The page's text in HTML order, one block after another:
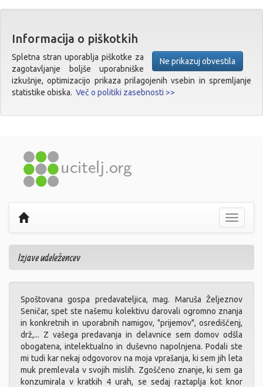
Informacija o piškotkih
Ne prikazuj obvestila
Spletna stran uporablja piškotke za
zagotavljanje boljše uporabniške
izkušnje, optimizacijo prikaza prilagojenih vsebin in spremljanje
statistike obiska. Več o politiki zasebnosti >>
Prikaži
Izjave udeležencev
Spoštovana gospa predavateljica, mag. Maruša Željeznov
Seničar, spet ste našemu kolektivu darovali ogromno znanja
in konkretnih in uporabnih namigov, "prijemov", osrediščenj,
drž,... Z vašega predavanja in delavnice sem domov odšla
obogatena, intelektualno in duševno napolnjena. Podali ste
mi tudi kar nekaj odgovorov na moja vprašanja, ki sem jih leta
muk premlevala v svojih mislih. Zgoščeno znanje, ki sem ga
konzumirala v kratkih 4 urah, se sedaj raztaplja kot knor